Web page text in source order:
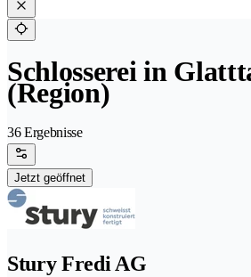
Schlosserei in
(Region)
36 Ergebnisse
Jetzt geöffnet
Stury Fredi AG